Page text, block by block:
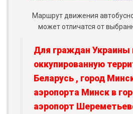
Маршрут движения
может отличатся от
Для граждан Украины
оккупированную
Беларусь , город
аэропорта Минск в
аэропорт